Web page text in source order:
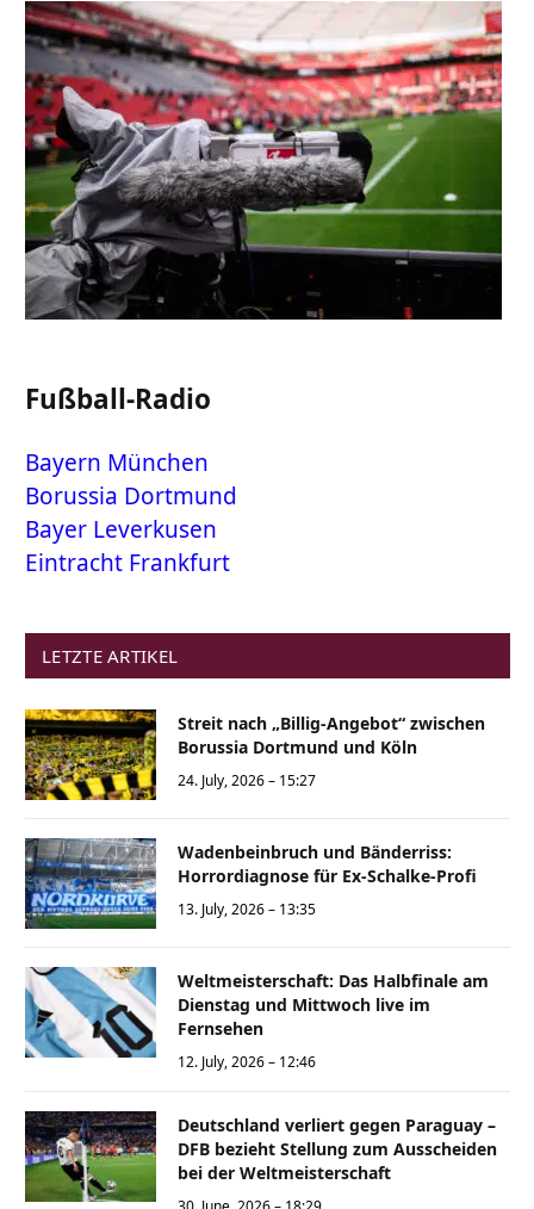
Fußball-Radio
Bayern München
Borussia Dortmund
Bayer Leverkusen
Eintracht Frankfurt
LETZTE ARTIKEL
Streit nach „Billig-Angebot“ zwischen
Borussia Dortmund und Köln
24. July, 2026 – 15:27
Wadenbeinbruch und Bänderriss:
Horrordiagnose für Ex-Schalke-Profi
13. July, 2026 – 13:35
Weltmeisterschaft: Das Halbfinale am
Dienstag und Mittwoch live im
Fernsehen
12. July, 2026 – 12:46
Deutschland verliert gegen Paraguay –
DFB bezieht Stellung zum Ausscheiden
bei der Weltmeisterschaft